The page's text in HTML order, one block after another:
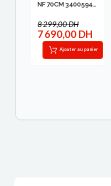
NF 70CM 34005944
8 299,00 DH
7 690,00 DH
Ajouter au panier